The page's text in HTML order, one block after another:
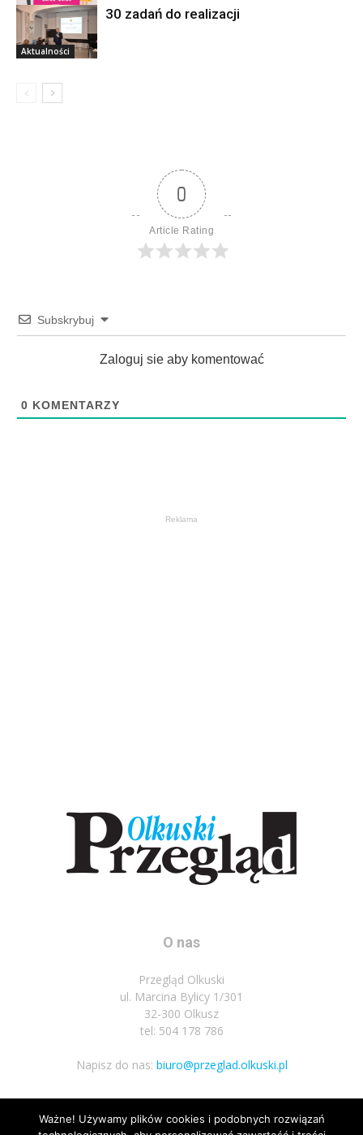
Aktualności
Aktualności
30 zadań do realizacji
0
Article Rating
Subskrybuj
Zaloguj sie aby komentować
0 KOMENTARZY
Reklama
O nas
Przegląd Olkuski
ul. Marcina Bylicy 1/301
32-300 Olkusz
tel: 504 178 786
Napisz do nas: biuro@przeglad.olkuski.pl
Podążaj za nami
Ważne! Używamy plików cookies i podobnych rozwiązań